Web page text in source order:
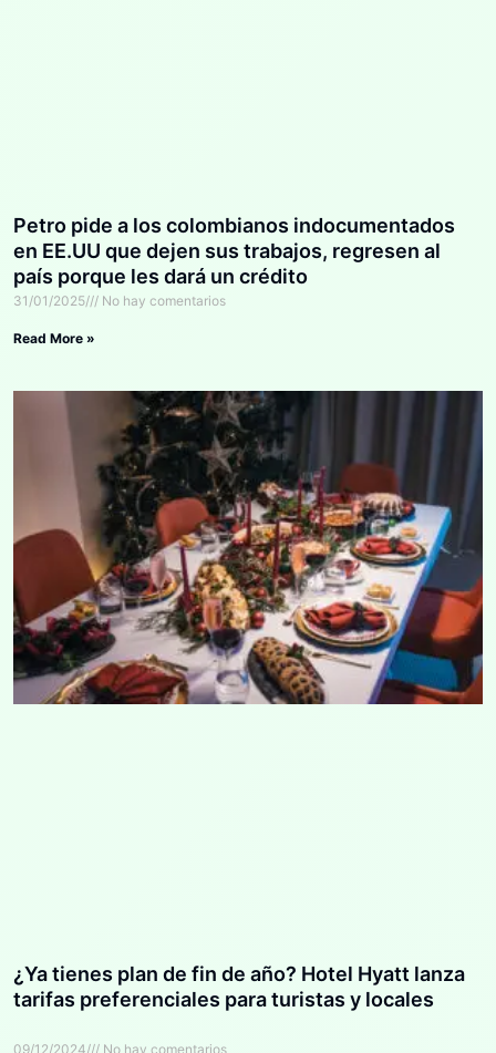
Petro pide a los colombianos indocumentados
en EE.UU que dejen sus trabajos, regresen al
país porque les dará un crédito
31/01/2025 No hay comentarios
Read More »
¿Ya tienes plan de fin de año? Hotel Hyatt lanza
tarifas preferenciales para turistas y locales
09/12/2024 No hay comentarios